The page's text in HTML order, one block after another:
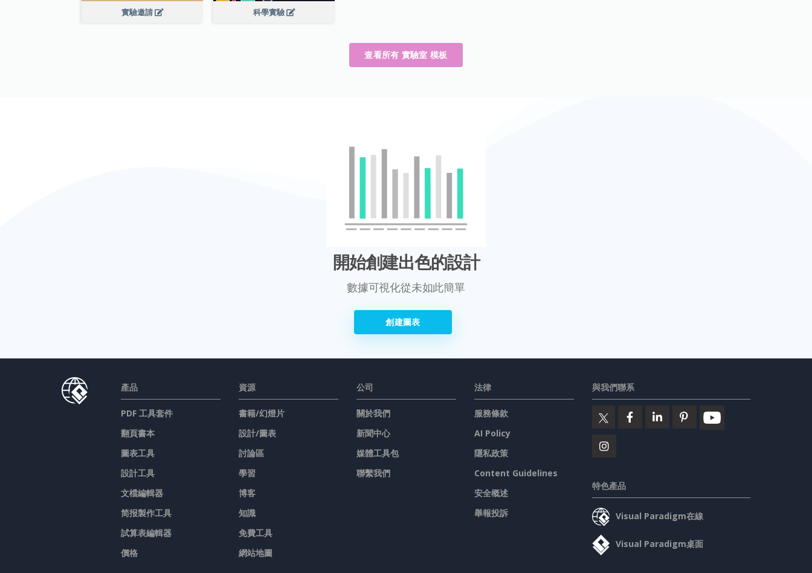
實驗邀請 科學實驗
查看所有 實驗室 模板
開始創建出色的設計
數據可視化從未如此簡單
創建圖表
產品
PDF 工具套件
翻頁書本
圖表工具
設計工具
文檔編輯器
简报製作工具
試算表編輯器
價格
資源
書籍/幻燈片
設計/圖表
討論區
學習
博客
知識
免費工具
網站地圖
公司
關於我們
新聞中心
媒體工具包
聯繫我們
法律
服務條款
AI Policy
隱私政策
Content Guidelines
安全概述
舉報投訴
與我們聯系
特色產品
Visual Paradigm在線
Visual Paradigm桌面